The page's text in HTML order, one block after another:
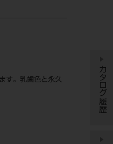
す。乳歯色と永久 カタログ履歴